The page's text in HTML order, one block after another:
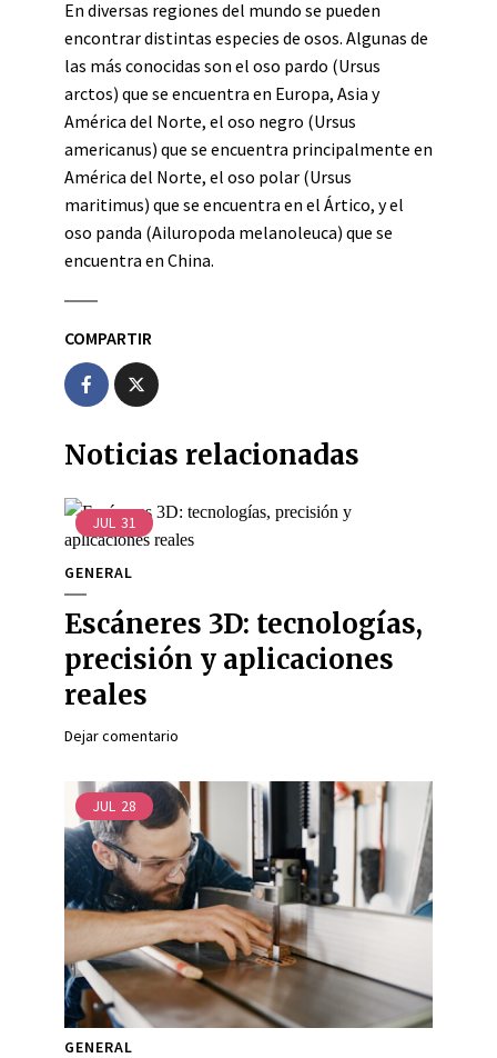
En diversas regiones del mundo se pueden
encontrar distintas especies de osos. Algunas de
las más conocidas son el oso pardo (Ursus
arctos) que se encuentra en Europa, Asia y
América del Norte, el oso negro (Ursus
americanus) que se encuentra principalmente en
América del Norte, el oso polar (Ursus
maritimus) que se encuentra en el Ártico, y el
oso panda (Ailuropoda melanoleuca) que se
encuentra en China.
COMPARTIR
Noticias relacionadas
JUL 31
GENERAL
Escáneres 3D: tecnologías,
precisión y aplicaciones
reales
Dejar comentario
JUL 28
GENERAL